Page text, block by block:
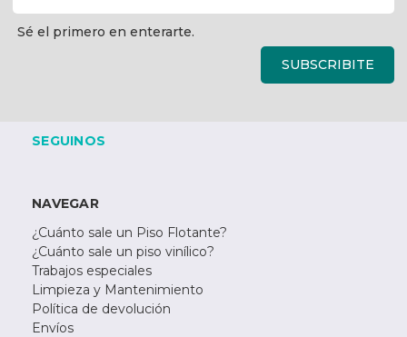
de
correo
electrónico
Sé el primero en enterarte.
SUBSCRIBITE
SEGUINOS
NAVEGAR
¿Cuánto sale un Piso Flotante?
¿Cuánto sale un piso vinílico?
Trabajos especiales
Limpieza y Mantenimiento
Política de devolución
Envíos